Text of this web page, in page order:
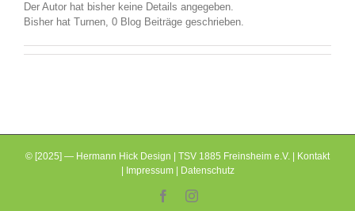
Der Autor hat bisher keine Details angegeben.
Bisher hat Turnen, 0 Blog Beiträge geschrieben.
© [2025] — Hermann Hick Design | TSV 1885 Freinsheim e.V. |
Kontakt
Impressum| Datenschutz
FacebookInstagram